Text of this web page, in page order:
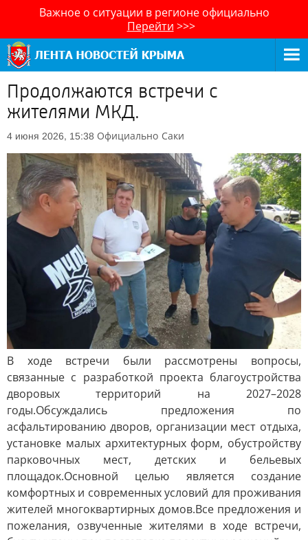
Важное о ситуации в регионе официально
Перейти >>>
Продолжаются встречи с
жителями МКД.
4 июня 2026, 15:38 Официально Саки
В ходе встречи были рассмотрены вопросы,
связанные с разработкой проекта благоустройства
дворовых территорий на 2027–2028
годы.Обсуждались предложения по
асфальтированию дворов, организации мест отдыха,
установке малых архитектурных форм, обустройству
парковочных мест, детских и бельевых
площадок.Основной целью является создание
комфортных и современных условий для проживания
жителей многоквартирных домов.Все предложения и
пожелания, озвученные жителями в ходе встречи,